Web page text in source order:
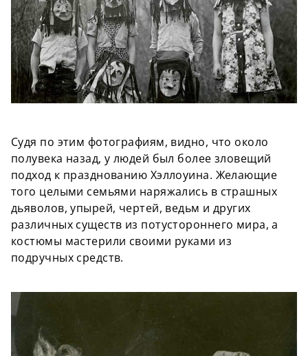
Судя по этим фотографиям, видно, что около
полувека назад, у людей был более зловещий
подход к празднованию Хэллоуина. Желающие
того целыми семьями наряжались в страшных
дьяволов, упырей, чертей, ведьм и других
различных существ из потустороннего мира, а
костюмы мастерили своими руками из
подручных средств.